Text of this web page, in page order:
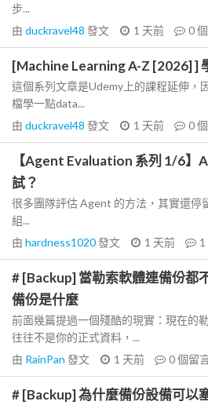
步...
由 duckravel48 發文 1 天前 0
[Machine Learning A-Z [2026] ]
這個系列文章是Udemy上的課程延伸，
檔學一點data...
由 duckravel48 發文 1 天前 0
【Agent Evaluation 系列 1/6】
試？
很多團隊評估 Agent 的方法，其實還停
組...
由 hardness1020發文 1 天前 1
# [Backup] 當勒索軟體連備份都
備份是什麼
前面幾篇提過一個殘酷的現實：現在的
往往不是你的正式資料，...
由 RainPan 發文 1 天前 0個留
# [Backup] 為什麼備份設備可以